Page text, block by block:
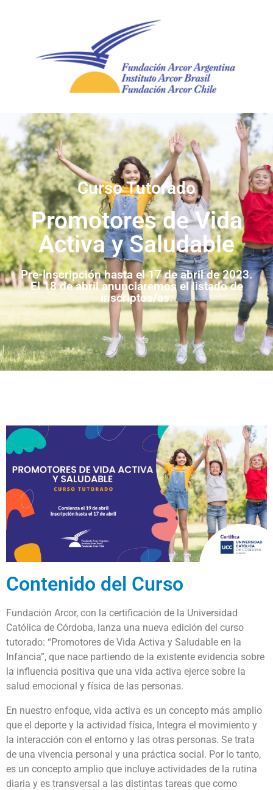
Curso Tutorado
Promotores de Vida
Activa y Saludable
Pre-Inscripción hasta el 17 de abril de 2023.
El 18 de abril anunciaremos el listado de
inscriptos/as.
Contenido del Curso
Fundación Arcor, con la certificación de la Universidad
Católica de Córdoba, lanza una nueva edición del curso
tutorado: “Promotores de Vida Activa y Saludable en la
Infancia”, que nace partiendo de la existente evidencia sobre
la influencia positiva que una vida activa ejerce sobre la
salud emocional y física de las personas.
En nuestro enfoque, vida activa es un concepto más amplio
que el deporte y la actividad física, Integra el movimiento y
la interacción con el entorno y las otras personas. Se trata
de una vivencia personal y una práctica social. Por lo tanto,
es un concepto amplio que incluye actividades de la rutina
diaria y es transversal a las distintas tareas que como